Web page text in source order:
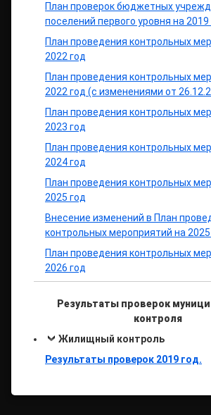
План проверок бюджетных
поселений первого уровня на 2019
План проведения контрольных
2022 год
План проведения контрольных
2022 год (с изменениями от
План проведения контрольных
2023 год
План проведения контрольных
2024 год
План проведения контрольных
2025 год
Внесение изменений в План
контрольных мероприятий на 2025
План проведения контрольных
2026 год
Результаты проверок
контроля
Жилищный контроль
Результаты проверок 2019 год.